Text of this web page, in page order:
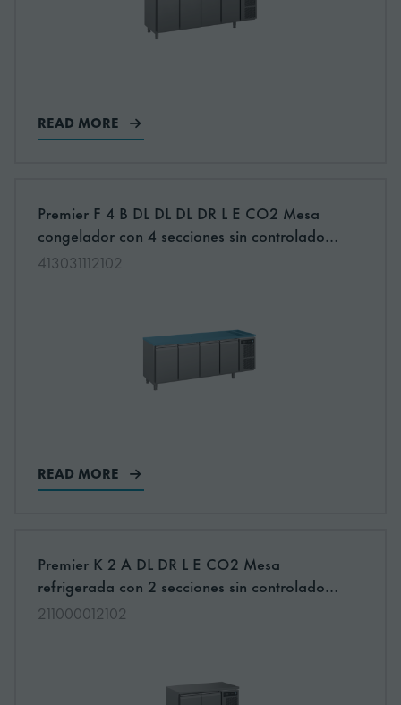
READ MORE
Premier F 4 B DL DL DL DR L E CO2 Mesa
congelador con 4 secciones sin controlador
para refrigeración a distáncia
413031112102
READ MORE
More information about: undefined
Premier K 2 A DL DR L E CO2 Mesa
refrigerada con 2 secciones sin controlador
para refrigeración a distáncia
211000012102
More information about: undefined